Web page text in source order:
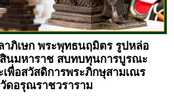
ภิเษก พระพุทธนฤมิตร รูปหล่อ
สินมหาราช สบทบทุนการบูรณะ
พื่อสวัสดิการพระภิกษุสามเณร
ดอรุณราชวราราม